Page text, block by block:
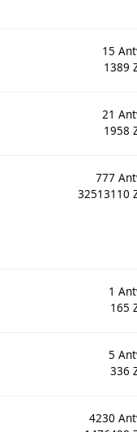
15
1389
21
1958
777
32513110
1
165
5
336
4230